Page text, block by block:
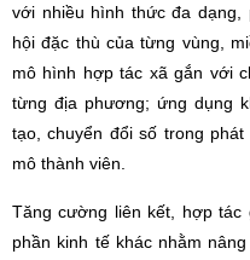
với nhiều hình thức đa
hội đặc thù của từng vùng,
mô hình hợp tác xã gắn với
từng địa phương; ứng dụng
tạo, chuyển đổi số trong
mô thành viên.
Tăng cường liên kết, hợp
phần kinh tế khác nhằm